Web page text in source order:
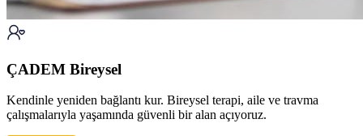
ÇADEM Bireysel
Kendinle yeniden bağlantı kur. Bireysel terapi, aile ve travma
çalışmalarıyla yaşamında güvenli bir alan açıyoruz.